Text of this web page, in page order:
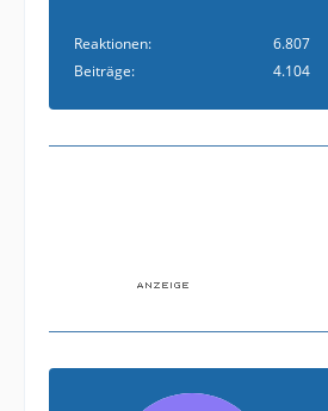
Reaktionen
6.807
Beiträge
4.104